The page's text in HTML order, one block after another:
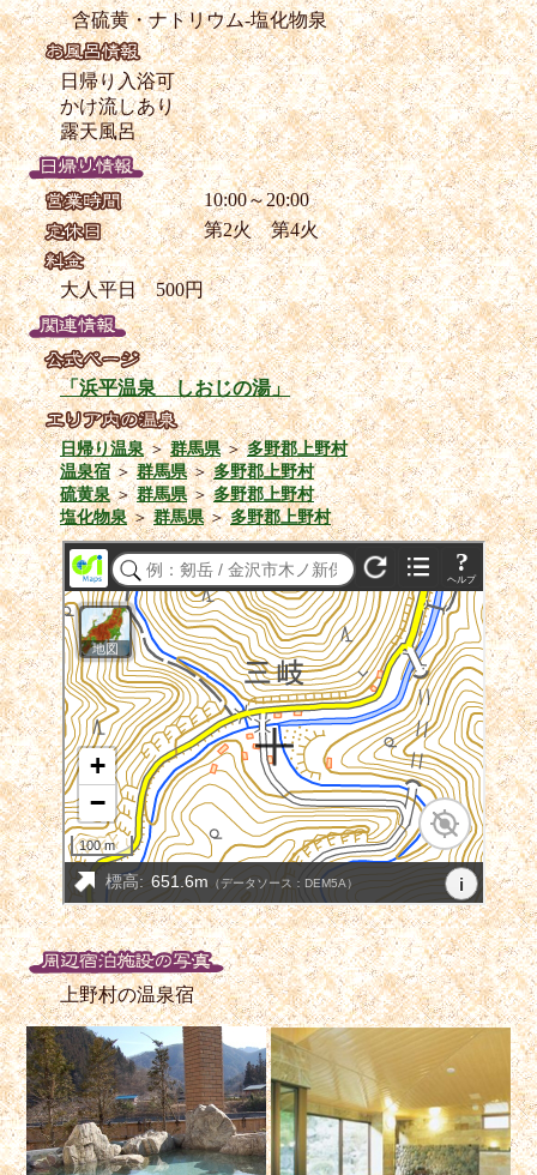
含硫黄・ナトリウム-塩化物泉
日帰り入浴可
かけ流しあり
露天風呂
10:00～20:00
第2火 第4火
大人平日 500円
「浜平温泉 しおじの湯」
日帰り温泉＞群馬県＞多野郡上野村
温泉宿＞群馬県＞多野郡上野村
硫黄泉＞群馬県＞多野郡上野村
塩化物泉＞群馬県＞多野郡上野村
上野村の温泉宿